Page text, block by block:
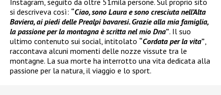
si descriveva così: “Ciao, sono Laura e sono cresciuta nell’Alta
Baviera, ai piedi delle Prealpi bavaresi. Grazie alla mia famiglia,
la passione per la montagna è scritta nel mio Dna”. Il suo
ultimo contenuto sui social, intitolato “Cordata per la vita”
raccontava alcuni momenti delle nozze vissute tra le
montagne. La sua morte ha interrotto una vita dedicata alla
passione per la natura, il viaggio e lo sport.